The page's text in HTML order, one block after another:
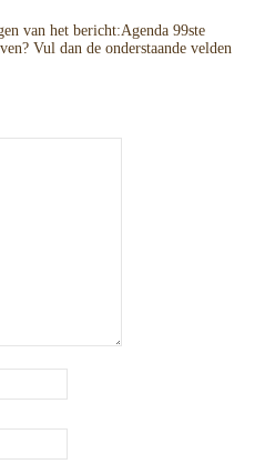
van het bericht:Agenda 99ste
? Vul dan de onderstaande velden